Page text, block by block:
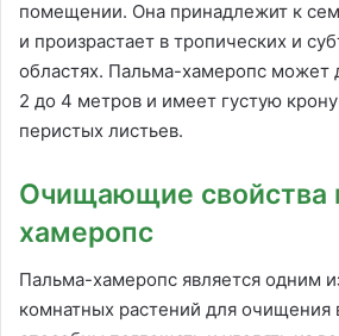
помещении. Она принадлежит к
и произрастает в тропических и
областях. Пальма-хамеропс может
2 до 4 метров и имеет густую
перистых листьев.
Очищающие свойства
хамеропс
Пальма-хамеропс является одним
комнатных растений для очищения